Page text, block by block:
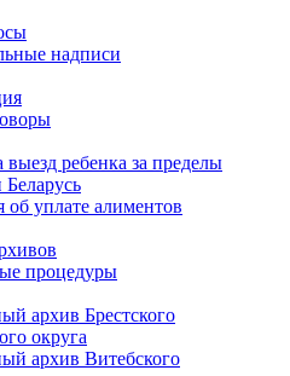
надписи
выезд ребенка за пределы
об уплате алиментов
процедуры
архив Брестского
округа
архив Витебского